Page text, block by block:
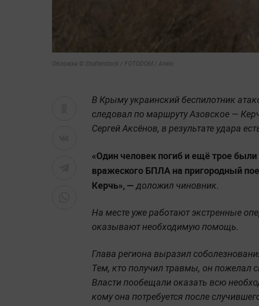
Обложка © Shutterstock / FOTODOM / Anelo
В Крыму украинский беспилотник
следовал по маршруту Азовское —
Сергей Аксёнов, в результате удара
«Один человек погиб и ещё трое
вражеского БПЛА на пригородный
Керчь», — доложил чиновник.
На месте уже работают экстренные
оказывают необходимую помощь.
Глава региона выразил
Тем, кто получил травмы, он пожелал
Власти пообещали оказать всю
кому она потребуется после